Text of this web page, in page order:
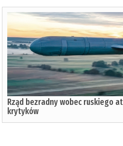
Rząd bezradny wobec ruskiego
krytyków